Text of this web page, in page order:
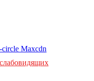
circle Maxcdn